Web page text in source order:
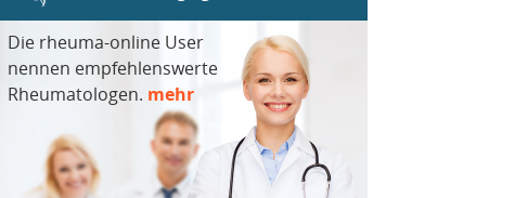
Die rheuma-online User
nennen empfehlenswerte
Rheumatologen. mehr